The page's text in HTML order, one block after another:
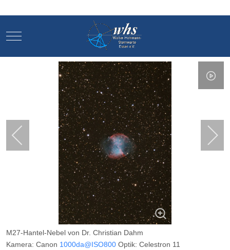
Mobile Menu Toggle
M27-Hantel-Nebel von Dr. Christian Dahm
Kamera: Canon 1000da@ISO800 Optik: Celestron 11